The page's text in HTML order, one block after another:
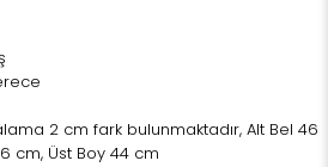
2 cm fark bulunmaktadır, Alt Bel 46
cm, Üst Boy 44 cm